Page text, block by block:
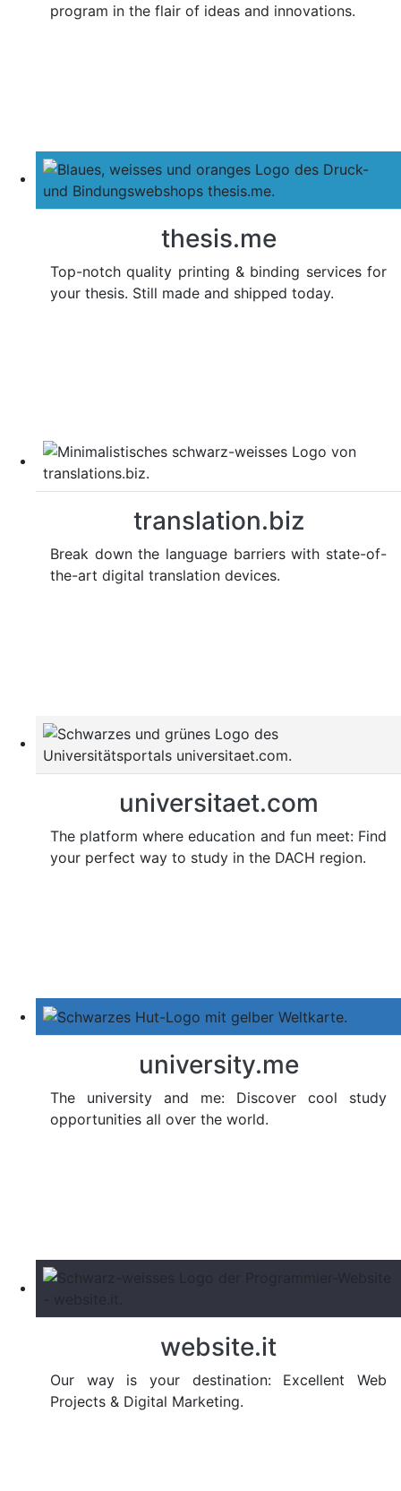
program in the flair of ideas and innovations.
thesis.me
Top-notch quality printing & binding services for
your thesis. Still made and shipped today.
translation.biz
Break down the language barriers with state-of-
the-art digital translation devices.
universitaet.com
The platform where education and fun meet: Find
your perfect way to study in the DACH region.
university.me
The university and me: Discover cool study
opportunities all over the world.
website.it
Our way is your destination: Excellent Web
Projects & Digital Marketing.